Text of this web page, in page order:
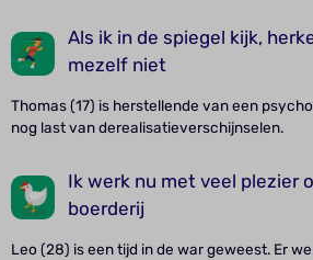
Als ik in de spiegel kijk,
mezelf niet
Thomas (17) is herstellende van een
nog last van derealisatieverschijnselen.
Ik werk nu met veel plezier
boerderij
Leo (28) is een tijd in de war geweest. Er